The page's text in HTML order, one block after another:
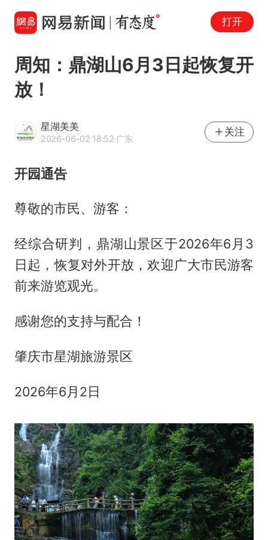
打开
周知：鼎湖山6月3日起恢复开
放！
星湖美美
2026-06-02 18:52·广东
关注
开园通告
尊敬的市民、游客：
经综合研判，鼎湖山景区于2026年6月3
日起，恢复对外开放，欢迎广大市民游客
前来游览观光。
感谢您的支持与配合！
肇庆市星湖旅游景区
2026年6月2日